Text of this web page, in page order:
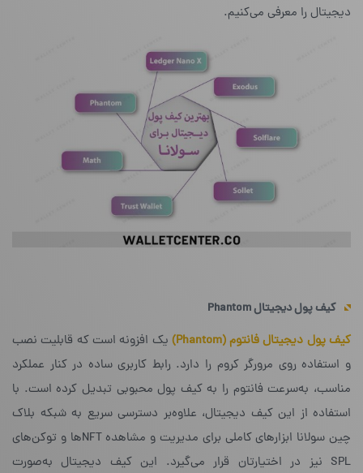
دیجیتال را معرفی می‌کنیم.
کیف پول دیجیتالPhantom
کیف پول دیجیتال فانتوم(Phantom)
یک افزونه است که قابلیت نصب
و استفاده روی مرورگر کروم را دارد. رابط کاربری ساده در کنار عملکرد
مناسب، به‌سرعت فانتوم را به کیف پول محبوبی تبدیل کرده‌ است. با
استفاده از این کیف دیجیتال، علاوه‌بر دسترسی سریع به شبکه‌ بلاک
چین سولانا ابزارهای کاملی برای مدیریت و مشاهده‌ NFTها و توکن‌های
SPL نیز در اختیارتان قرار می‌گیرد. این کیف دیجیتال به‌صورت